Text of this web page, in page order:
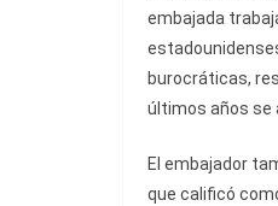
embajada
burocráticas,
últimos años se
El embajador
que calificó